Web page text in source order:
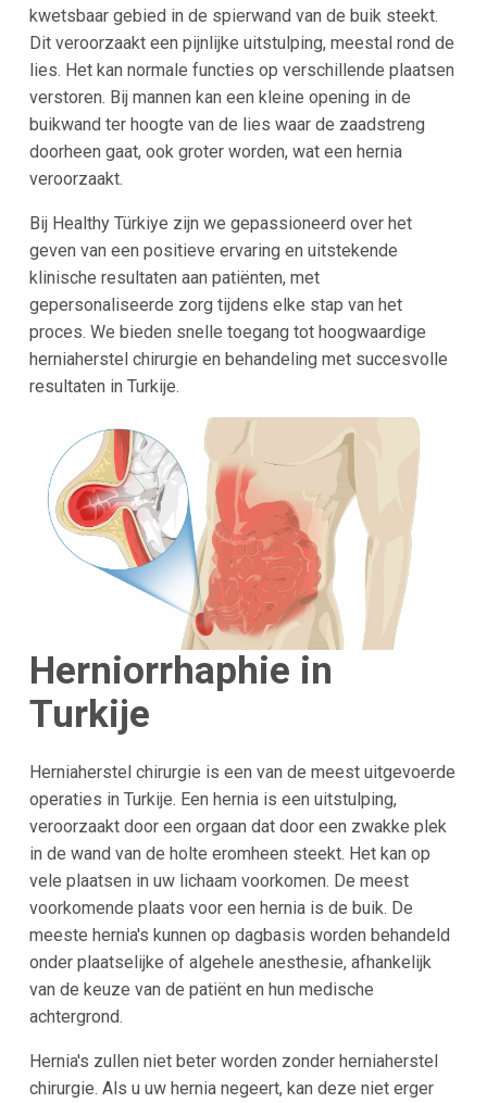
kwetsbaar gebied in de spierwand van de buik steekt.
Dit veroorzaakt een pijnlijke uitstulping, meestal rond de
lies. Het kan normale functies op verschillende plaatsen
verstoren. Bij mannen kan een kleine opening in de
buikwand ter hoogte van de lies waar de zaadstreng
doorheen gaat, ook groter worden, wat een hernia
veroorzaakt.
Bij Healthy Türkiye zijn we gepassioneerd over het
geven van een positieve ervaring en uitstekende
klinische resultaten aan patiënten, met
gepersonaliseerde zorg tijdens elke stap van het
proces. We bieden snelle toegang tot hoogwaardige
herniaherstel chirurgie en behandeling met succesvolle
resultaten in Turkije.
Herniorrhaphie in
Turkije
Herniaherstel chirurgie is een van de meest uitgevoerde
operaties in Turkije. Een hernia is een uitstulping,
veroorzaakt door een orgaan dat door een zwakke plek
in de wand van de holte eromheen steekt. Het kan op
vele plaatsen in uw lichaam voorkomen. De meest
voorkomende plaats voor een hernia is de buik. De
meeste hernia's kunnen op dagbasis worden behandeld
onder plaatselijke of algehele anesthesie, afhankelijk
van de keuze van de patiënt en hun medische
achtergrond.
Hernia's zullen niet beter worden zonder herniaherstel
chirurgie. Als u uw hernia negeert, kan deze niet erger